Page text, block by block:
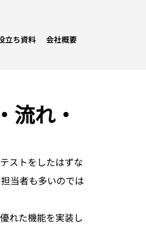
立ち資料 会社概要
流れ・
ストをしたはずな
当者も多いのでは
れた機能を実装し